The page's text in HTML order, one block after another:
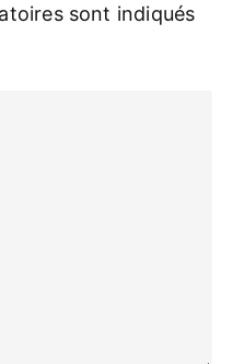
sont indiqués